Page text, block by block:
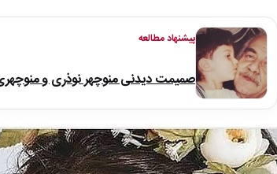
پیشنهاد مطالعه
صمیمت دیدنی منوچهر نوذری و منوچهری